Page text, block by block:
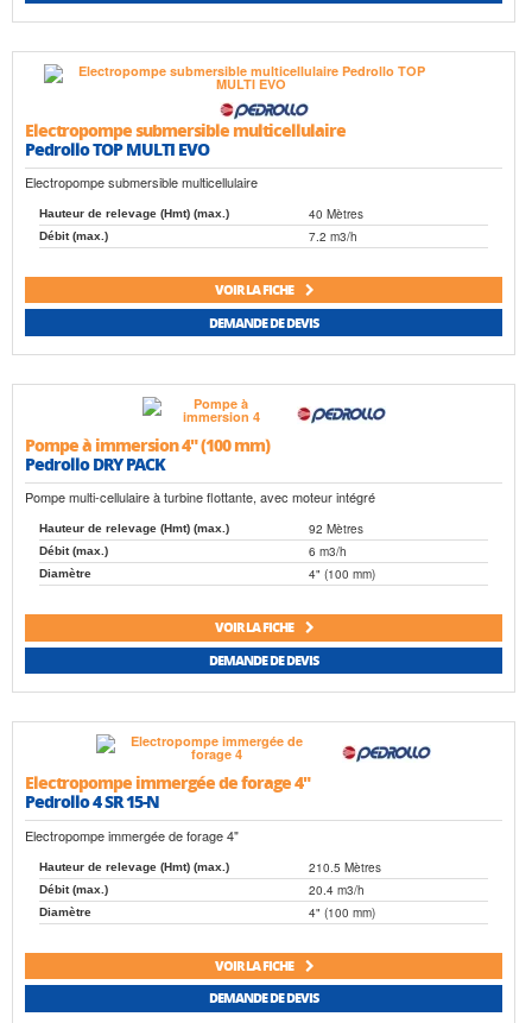
Electropompe submersible multicellulaire
Pedrollo TOP MULTI EVO
Electropompe submersible multicellulaire
Hauteur de relevage (Hmt) (max.) 40 Mètres
Débit (max.) 7.2 m3/h
VOIR LA FICHE
DEMANDE DE DEVIS
Pompe à immersion 4" (100 mm)
Pedrollo DRY PACK
Pompe multi-cellulaire à turbine flottante, avec moteur intégré
Hauteur de relevage (Hmt) (max.) 92 Mètres
Débit (max.) 6 m3/h
Diamètre 4" (100 mm)
VOIR LA FICHE
DEMANDE DE DEVIS
Electropompe immergée de forage 4"
Pedrollo 4 SR 15-N
Electropompe immergée de forage 4"
Hauteur de relevage (Hmt) (max.) 210.5 Mètres
Débit (max.) 20.4 m3/h
Diamètre 4" (100 mm)
VOIR LA FICHE
DEMANDE DE DEVIS